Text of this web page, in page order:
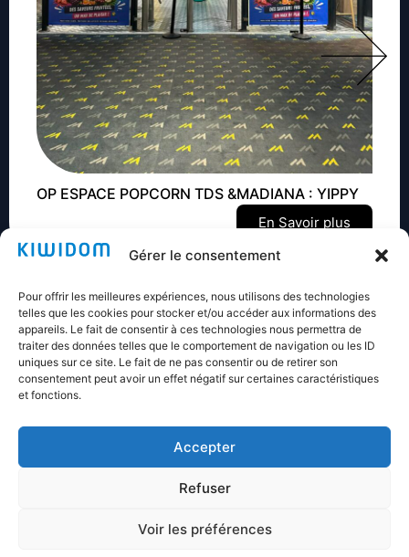
Gérer le consentement
Pour offrir les meilleures expériences, nous utilisons des technologies
telles que les cookies pour stocker et/ou accéder aux informations des
appareils. Le fait de consentir à ces technologies nous permettra de
traiter des données telles que le comportement de navigation ou les ID
uniques sur ce site. Le fait de ne pas consentir ou de retirer son
consentement peut avoir un effet négatif sur certaines caractéristiques
et fonctions.
Accepter
Refuser
Voir les préférences
OP ESPACE POPCORN TDS &MADIANA : YIPPY
En Savoir plus
Nos références
© 2024 KIWIDOM. Tous droits réservés.